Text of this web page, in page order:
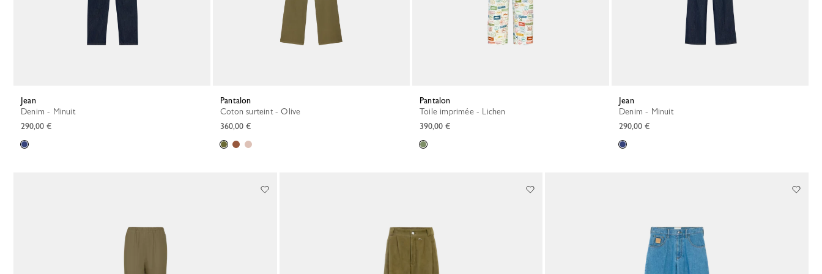
Jean
Denim - Minuit
290,00 €
Pantalon
Coton surteint - Olive
360,00 €
Pantalon
Toile imprimée - Lichen
390,00 €
Jean
Denim - Minuit
290,00 €